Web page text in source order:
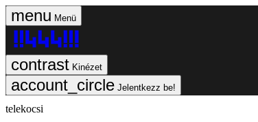
Menü
Kinézet
Jelentkezz be!
telekocsi